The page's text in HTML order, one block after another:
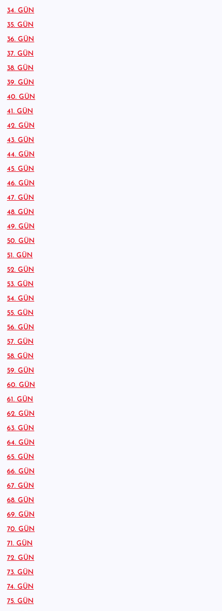
34. GÜN
35. GÜN
36. GÜN
37. GÜN
38. GÜN
39. GÜN
40. GÜN
41. GÜN
42. GÜN
43. GÜN
44. GÜN
45. GÜN
46. GÜN
47. GÜN
48. GÜN
49. GÜN
50. GÜN
51. GÜN
52. GÜN
53. GÜN
54. GÜN
55. GÜN
56. GÜN
57. GÜN
58. GÜN
59. GÜN
60. GÜN
61. GÜN
62. GÜN
63. GÜN
64. GÜN
65. GÜN
66. GÜN
67. GÜN
68. GÜN
69. GÜN
70. GÜN
71. GÜN
72. GÜN
73. GÜN
74. GÜN
75. GÜN